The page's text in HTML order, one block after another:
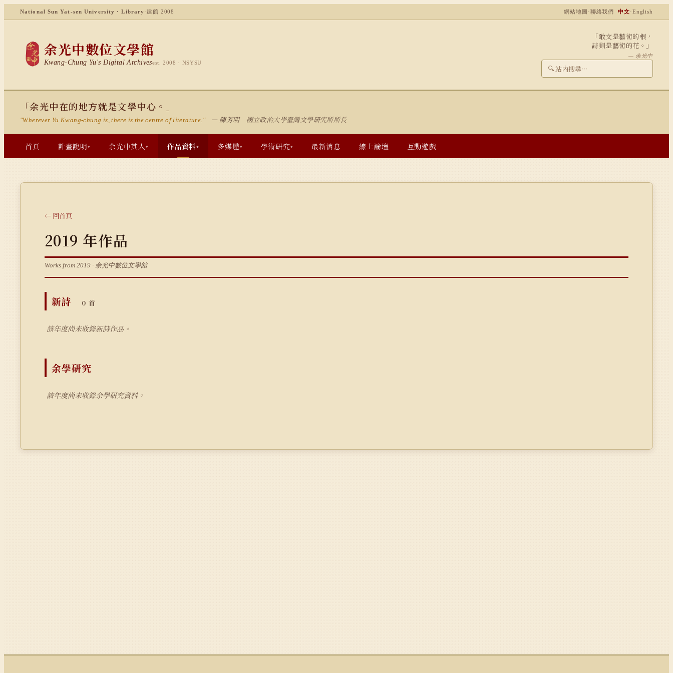
National Sun Yat-sen University · Library ·建館 2008 網站地圖 ·聯絡我們 中文·English
余光中數位文學館
Kwang-Chung Yu's Digital Archivesest. 2008 · NSYSU
「敢文是藝術的根，
詩則是藝術的花。」
— 余光中
🔍
「余光中在的地方就是文學中心。」
"Wherever Yu Kwang-chung is, there is the centre of literature." — 陳芳明 國立政治大學臺灣文學研究所所長
首頁 計畫說明▾ 余光中其人▾ 作品資料▾ 多媒體▾ 學術研究▾ 最新消息 線上論壇 互動遊戲
← 回首頁
2019 年作品
Works from 2019 · 余光中數位文學館
新詩 0 首
該年度尚未收錄新詩作品。
余學研究
該年度尚未收錄余學研究資料。